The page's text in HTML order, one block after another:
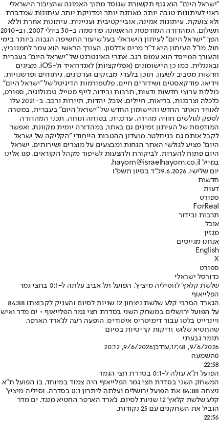
"ישראל היום" הוא גוף תקשורת שנוסד מתוך האמונה שהציבור הישראלי
ראוי לעיתונות טובה יותר, מאוזנת יותר ומדויקת יותר. עיתונות שמדברת
ולא צועקת. עיתונות אמינה, אובייקטיבית ועניינית. עיתונות אחרת וללא
תשלום. המהדורה המודפסת הראשונה פורסמה ב-30 ביולי 2007, וב-2010
הפך "ישראל היום" לעיתון הישראלי בעל שיעור החשיפה הגבוה ביותר בימי
חול. מו"ל העיתון היא ד"ר מרים אדלסון. העורך הראשי הוא עמר לחמנוביץ,
והעורך המייסד הוא עמוס רגב. אתרי האינטרנט של "ישראל היום" בעברית
ובאנגלית, כמו כן היישומונים (אפליקציות) לאנדרואיד ול-iOS, מציגים
חדשות מסביב לשעון, תוכן בלעדי, מבזקים ועדכונים, ניתוחים ופרשנויות,
וידיאו, פודקאסטים ושידורים חיים. פלטפורמות הדיגיטל של "ישראל היום"
כוללות ערוצי חדשות ודעות, תרבות ובידור, לייף סטייל, טכנולוגיה, ספורט,
כלכלה וצרכנות, בריאות, חיילים, אוכל, יהדות, תיירות ורכב. ב-2021 עלו
לאוויר האתר החדש והיישומון החדש של "ישראל היום" בעברית, במטרה
לספק לגולשים חוויה מהירה, עדכנית, בטוחה ונוחה. תכני המהדורה
המודפסת של העיתון זמינים גם באתר, במהדורה יומית מקוונת, ואפשר
לקבל אותם גם בניוזלטר. מועדון ההטבות הייחודי "הקליקה של ישראל
היום" מציע לגולשי האתר הנחות ומבצעים על מוצרים ושירותים. ישראל
היום פתוח להערות, לביקורת ולהצעות לשיפור מקהל הקוראים. פנו אלינו
במייל hayom@israelhayom.co.il.
יום שלישי, 9.6.2026
כ"ד בסיון תשפ"ו
חדשות
דעות
ספורט
ForReal
תרבות ובידור
אוכל
מגזין
אנחנו מגייסים
English
X
ספורט
כדורסל ישראלי
שלשת קלאץ' לווסיליה מיציץ', הפועל תל אביב עלתה ל-0:1 בחצי גמר
הפלייאוף
הגארד הסרבי קלע שלשת ניצחון 12 שניות לסיום והעניק לקבוצתו 84:88
על הפועל ירושלים במשחק השני בסדרת חצי גמר הפלייאוף • ים מדר ואיש
ויינרייט בלטו עבור דימיטריס איטודיס, הופעה רעה לג'ארד הארפר,
שהחטיא שלוש זריקות קריטיות בסיום
תומר גבעתי
9/6/2026, 17:48
,עודכן9/6/2026, 20:12
0השמעה
22:58
הפועל ת"א עולה ל-0:1 בסדרת חצי הגמר
המשחק השני בסדרת חצי גמר הפלייאוף היה צמוד במיוחד, בו הפועל ת"א
ניצחה 84:88 את הפועל ירושלים ועלתה ליתרון 0:1 בסדרה. וסיליה מיציץ'
קלע שלשת קלאץ' 12 שניות לסיום, ג'ארד הארפר החטיא מנגד. ים מדר
הוביל את השחקנים עם 25 נקודות.
22:56